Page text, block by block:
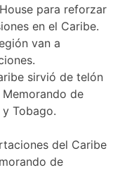
para reforzar
en el Caribe.
van a
sirvió de telón
de
Tobago.
del Caribe
de